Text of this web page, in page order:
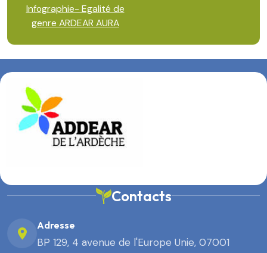
Infographie- Egalité de
genre ARDEAR AURA
Contacts
Adresse
BP 129, 4 avenue de l'Europe Unie, 07001